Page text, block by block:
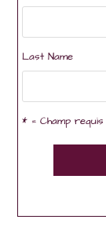
Last Name
* = Champ requis